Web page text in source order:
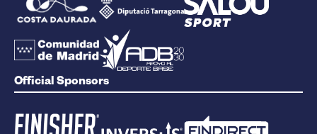
Official Sponsors